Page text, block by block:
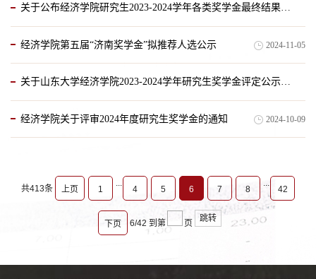
关于公布经济学院研究生2023-2024学年各类奖学金最终结果的通知
经济学院第五届“济南奖学金”拟推荐人选公示 2024-11-05
关于山东大学经济学院2023-2024学年研究生奖学金评定公示通知
经济学院关于评审2024年度研究生奖学金的通知 2024-10-09
共413条 上页 1 4 5 6 7 8 42
下页 6/42 到第 页
跳转